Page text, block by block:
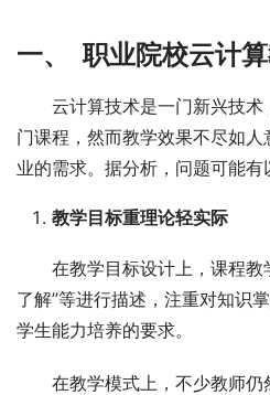
一、 职业院校云计
云计算技术是一门新兴技
门课程，然而教学效果不尽如
业的需求。据分析，问题可能有
教学目标重理论轻实际
在教学目标设计上，课程教
了解”等进行描述，注重对知识
学生能力培养的要求。
在教学模式上，不少教师仍